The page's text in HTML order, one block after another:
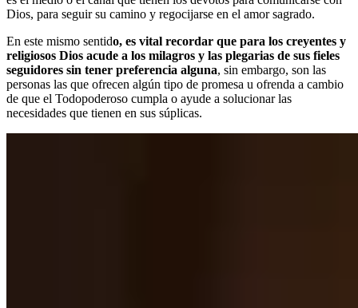
Dios, para seguir su camino y regocijarse en el amor sagrado.
En este mismo sentido, es vital recordar que para los creyentes y
religiosos Dios acude a los milagros y las plegarias de sus fieles
seguidores sin tener preferencia alguna, sin embargo, son las
personas las que ofrecen algún tipo de promesa u ofrenda a cambio
de que el Todopoderoso cumpla o ayude a solucionar las
necesidades que tienen en sus súplicas.